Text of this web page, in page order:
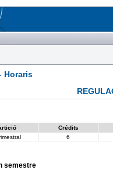
Horaris
Crédits
6
semestre